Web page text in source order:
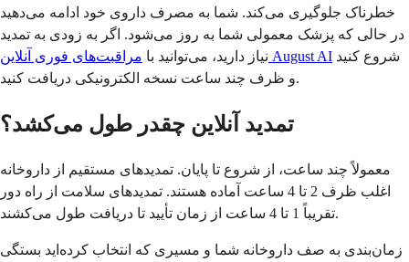
خطرناک جلوگیری می‌کند. شما به مصرف داروی خود ادامه می‌دهید
در حالی که پزشک معمولی شما به روز می‌شود. اگر به زودی به تمدید
نیاز دارید، می‌توانید با مراقبت‌های فوری آنلاین August AI
و ظرف چند ساعت نسخه الکترونیکی دریافت کنید.
تمدید آنلاین چقدر طول می‌کشد؟
معمولاً چند ساعت، از شروع تا پایان. تمدیدهای مستقیم از داروخانه
اغلب ظرف 2 تا 4 ساعت آماده هستند. تمدیدهای سلامت از راه دور
تقریباً 1 تا 4 ساعت از زمان تأیید تا دریافت طول می‌کشند.
زمان‌بندی به صف داروخانه شما و مسیری که انتخاب کرده‌اید بستگی